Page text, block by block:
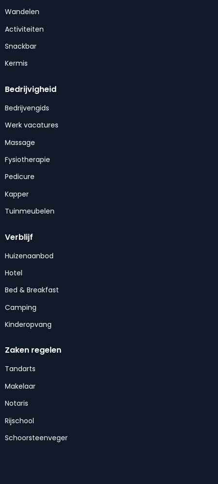
Wandelen
Activiteiten
Snackbar
Kermis
Bedrijvigheid
Bedrijvengids
Werk vacatures
Massage
Fysiotherapie
Pedicure
Kapper
Tuinmeubelen
Verblijf
Huizenaanbod
Hotel
Bed & Breakfast
Camping
Kinderopvang
Zaken regelen
Tandarts
Makelaar
Notaris
Rijschool
Schoorsteenveger